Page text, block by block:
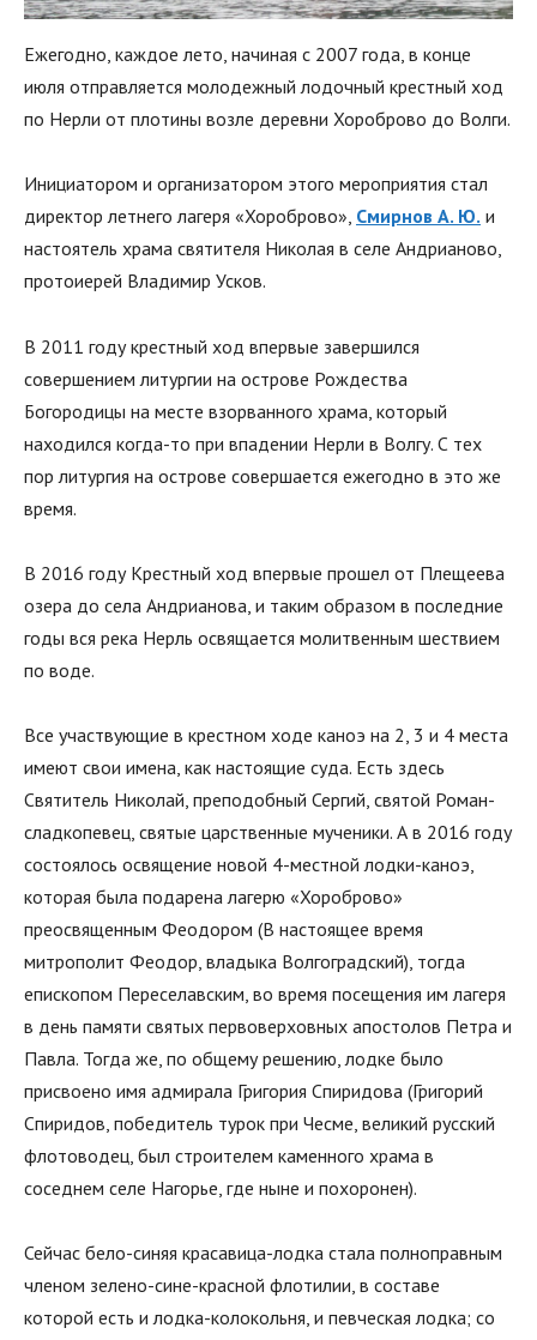
Ежегодно, каждое лето, начиная с 2007 года, в конце
июля отправляется молодежный лодочный крестный ход
по Нерли от плотины возле деревни Хороброво до Волги.
Инициатором и организатором этого мероприятия стал
директор летнего лагеря «Хороброво», Смирнов А. Ю. и
настоятель храма святителя Николая в селе Андрианово,
протоиерей Владимир Усков.
В 2011 году крестный ход впервые завершился
совершением литургии на острове Рождества
Богородицы на месте взорванного храма, который
находился когда-то при впадении Нерли в Волгу. С тех
пор литургия на острове совершается ежегодно в это же
время.
В 2016 году Крестный ход впервые прошел от Плещеева
озера до села Андрианова, и таким образом в последние
годы вся река Нерль освящается молитвенным шествием
по воде.
Все участвующие в крестном ходе каноэ на 2, 3 и 4 места
имеют свои имена, как настоящие суда. Есть здесь
Святитель Николай, преподобный Сергий, святой Роман-
сладкопевец, святые царственные мученики. А в 2016 году
состоялось освящение новой 4-местной лодки-каноэ,
которая была подарена лагерю «Хороброво»
преосвященным Феодором (В настоящее время
митрополит Феодор, владыка Волгоградский), тогда
епископом Переселавским, во время посещения им лагеря
в день памяти святых первоверховных апостолов Петра и
Павла. Тогда же, по общему решению, лодке было
присвоено имя адмирала Григория Спиридова (Григорий
Спиридов, победитель турок при Чесме, великий русский
флотоводец, был строителем каменного храма в
соседнем селе Нагорье, где ныне и похоронен).
Сейчас бело-синяя красавица-лодка стала полноправным
членом зелено-сине-красной флотилии, в составе
которой есть и лодка-колокольня, и певческая лодка; со